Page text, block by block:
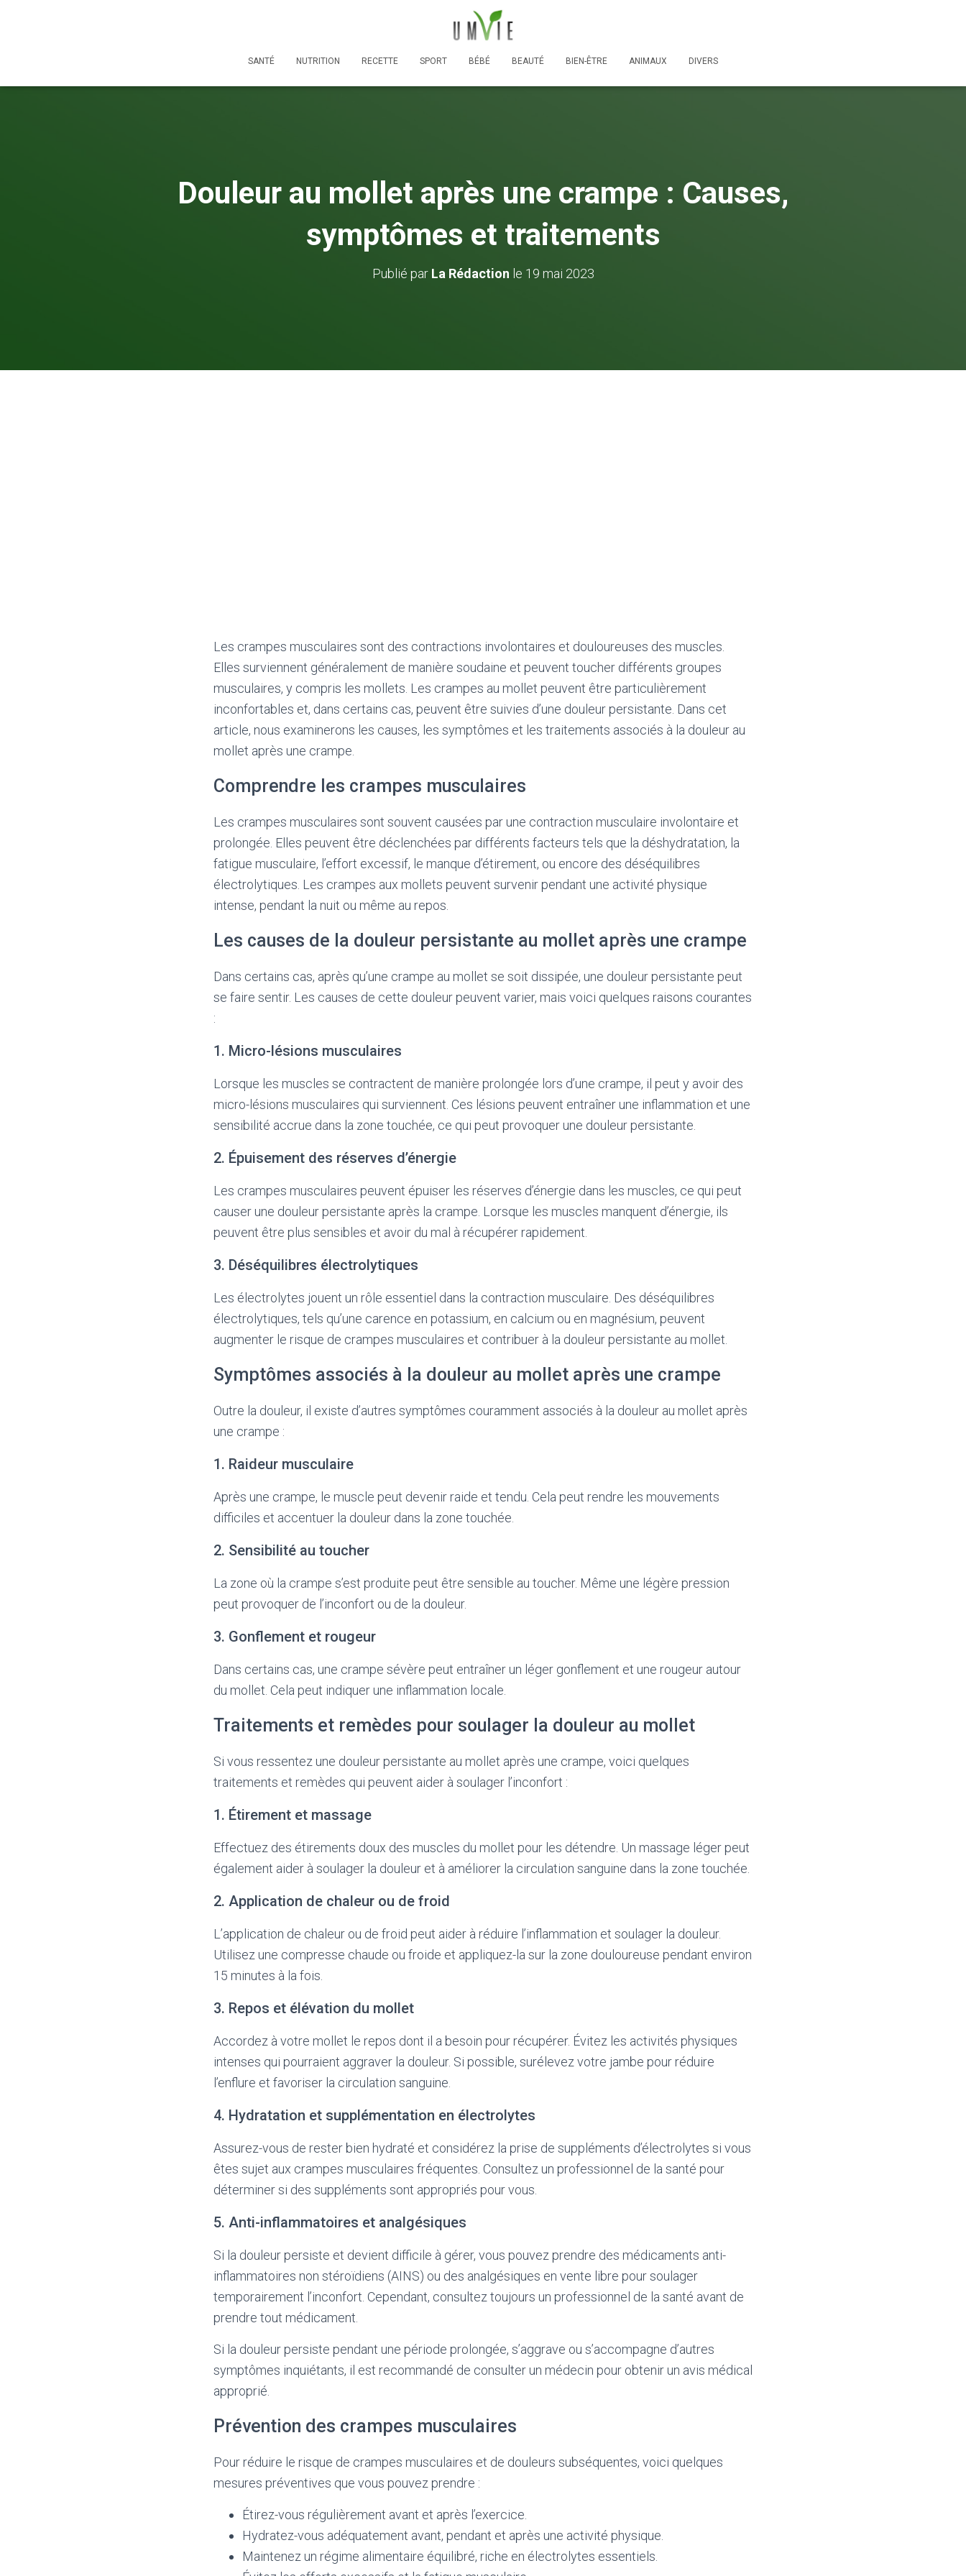
SANTÉ NUTRITION RECETTE SPORT BÉBÉ BEAUTÉ BIEN-ÊTRE ANIMAUX DIVERS
Douleur au mollet après une crampe : Causes,
symptômes et traitements
Publié par La Rédaction le 19 mai 2023
Les crampes musculaires sont des contractions involontaires et douloureuses des muscles.
Elles surviennent généralement de manière soudaine et peuvent toucher différents groupes
musculaires, y compris les mollets. Les crampes au mollet peuvent être particulièrement
inconfortables et, dans certains cas, peuvent être suivies d’une douleur persistante. Dans cet
article, nous examinerons les causes, les symptômes et les traitements associés à la douleur au
mollet après une crampe.
Comprendre les crampes musculaires
Les crampes musculaires sont souvent causées par une contraction musculaire involontaire et
prolongée. Elles peuvent être déclenchées par différents facteurs tels que la déshydratation, la
fatigue musculaire, l’effort excessif, le manque d’étirement, ou encore des déséquilibres
électrolytiques. Les crampes aux mollets peuvent survenir pendant une activité physique
intense, pendant la nuit ou même au repos.
Les causes de la douleur persistante au mollet après une crampe
Dans certains cas, après qu’une crampe au mollet se soit dissipée, une douleur persistante peut
se faire sentir. Les causes de cette douleur peuvent varier, mais voici quelques raisons courantes
:
1. Micro-lésions musculaires
Lorsque les muscles se contractent de manière prolongée lors d’une crampe, il peut y avoir des
micro-lésions musculaires qui surviennent. Ces lésions peuvent entraîner une inflammation et une
sensibilité accrue dans la zone touchée, ce qui peut provoquer une douleur persistante.
2. Épuisement des réserves d’énergie
Les crampes musculaires peuvent épuiser les réserves d’énergie dans les muscles, ce qui peut
causer une douleur persistante après la crampe. Lorsque les muscles manquent d’énergie, ils
peuvent être plus sensibles et avoir du mal à récupérer rapidement.
3. Déséquilibres électrolytiques
Les électrolytes jouent un rôle essentiel dans la contraction musculaire. Des déséquilibres
électrolytiques, tels qu’une carence en potassium, en calcium ou en magnésium, peuvent
augmenter le risque de crampes musculaires et contribuer à la douleur persistante au mollet.
Symptômes associés à la douleur au mollet après une crampe
Outre la douleur, il existe d’autres symptômes couramment associés à la douleur au mollet après
une crampe :
1. Raideur musculaire
Après une crampe, le muscle peut devenir raide et tendu. Cela peut rendre les mouvements
difficiles et accentuer la douleur dans la zone touchée.
2. Sensibilité au toucher
La zone où la crampe s’est produite peut être sensible au toucher. Même une légère pression
peut provoquer de l’inconfort ou de la douleur.
3. Gonflement et rougeur
Dans certains cas, une crampe sévère peut entraîner un léger gonflement et une rougeur autour
du mollet. Cela peut indiquer une inflammation locale.
Traitements et remèdes pour soulager la douleur au mollet
Si vous ressentez une douleur persistante au mollet après une crampe, voici quelques
traitements et remèdes qui peuvent aider à soulager l’inconfort :
1. Étirement et massage
Effectuez des étirements doux des muscles du mollet pour les détendre. Un massage léger peut
également aider à soulager la douleur et à améliorer la circulation sanguine dans la zone touchée.
2. Application de chaleur ou de froid
L’application de chaleur ou de froid peut aider à réduire l’inflammation et soulager la douleur.
Utilisez une compresse chaude ou froide et appliquez-la sur la zone douloureuse pendant environ
15 minutes à la fois.
3. Repos et élévation du mollet
Accordez à votre mollet le repos dont il a besoin pour récupérer. Évitez les activités physiques
intenses qui pourraient aggraver la douleur. Si possible, surélevez votre jambe pour réduire
l’enflure et favoriser la circulation sanguine.
4. Hydratation et supplémentation en électrolytes
Assurez-vous de rester bien hydraté et considérez la prise de suppléments d’électrolytes si vous
êtes sujet aux crampes musculaires fréquentes. Consultez un professionnel de la santé pour
déterminer si des suppléments sont appropriés pour vous.
5. Anti-inflammatoires et analgésiques
Si la douleur persiste et devient difficile à gérer, vous pouvez prendre des médicaments anti-
inflammatoires non stéroïdiens (AINS) ou des analgésiques en vente libre pour soulager
temporairement l’inconfort. Cependant, consultez toujours un professionnel de la santé avant de
prendre tout médicament.
Si la douleur persiste pendant une période prolongée, s’aggrave ou s’accompagne d’autres
symptômes inquiétants, il est recommandé de consulter un médecin pour obtenir un avis médical
approprié.
Prévention des crampes musculaires
Pour réduire le risque de crampes musculaires et de douleurs subséquentes, voici quelques
mesures préventives que vous pouvez prendre :
Étirez-vous régulièrement avant et après l’exercice.
Hydratez-vous adéquatement avant, pendant et après une activité physique.
Maintenez un régime alimentaire équilibré, riche en électrolytes essentiels.